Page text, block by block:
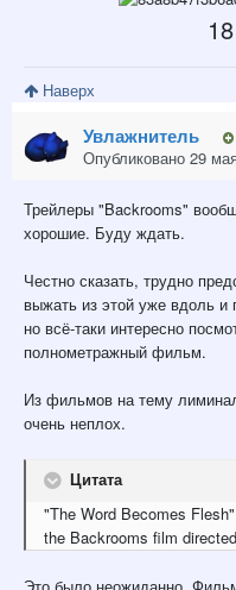
Наверх
Увлажнитель
Опубликовано 29
Трейлеры "Backrooms"
хорошие. Буду ждать.
Честно сказать, трудно
выжать из этой уже вдоль и
но всё-таки интересно
полнометражный фильм.
Из фильмов на тему
очень неплох.
Цитата
"The Word Becomes
the Backrooms film
Это было неожиданно.